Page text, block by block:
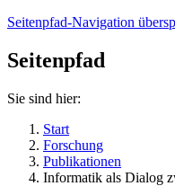
Seitenpfad-Navigation
Seitenpfad
Sie sind hier:
Start
Forschung
Publikationen
Informatik als Dialog